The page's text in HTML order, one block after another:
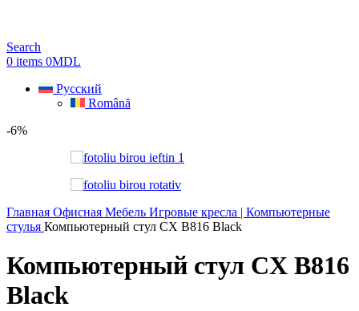
Search
0 items 0MDL
Русский
Română
-6%
Главная Офисная Мебель Игровые кресла | Компьютерные
стулья Компьютерный стул CX B816 Black
Компьютерный стул CX B816
Black